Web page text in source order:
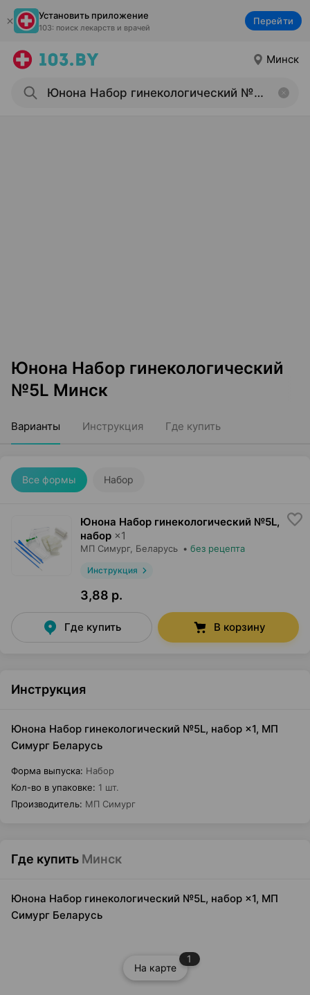
Установить приложение
103: поиск лекарств и врачей
Перейти
Минск
Юнона Набор гинекологический
№5L Минск
Варианты Инструкция Где купить
Все формы Набор
Юнона Набор гинекологический №5L,
набор ×1
МП Симург, Беларусь • без рецепта
Инструкция
3,88 р.
Где купить В корзину
Инструкция
Юнона Набор гинекологический №5L, набор ×1, МП
Симург Беларусь
Форма выпуска: Набор
Кол-во в упаковке: 1 шт.
Производитель: МП Симург
Где купить Минск
Юнона Набор гинекологический №5L, набор ×1, МП
Симург Беларусь
На карте
1